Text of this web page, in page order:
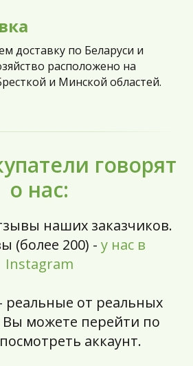
доставку по Беларуси и
расположено на
и Минской областей.
говорят
о нас:
наших заказчиков.
(более 200) - у нас в
Instagram
реальные от реальных
Вы можете перейти по
аккаунт.